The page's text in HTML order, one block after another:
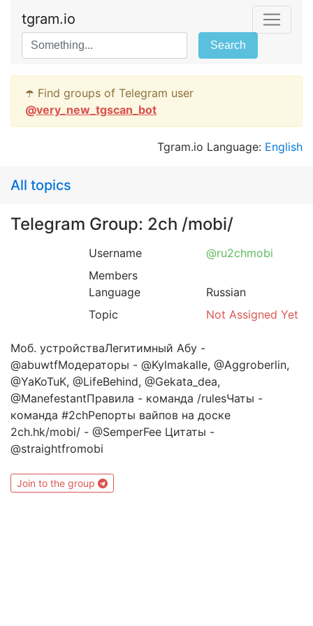
tgram.io
Search
☂️ Find groups of Telegram user
@very_new_tgscan_bot
Tgram.io Language: English
All topics
Telegram Group: 2ch /mobi/
Username
@ru2chmobi
Members
Language
Russian
Topic
Not Assigned Yet
Моб. устройстваЛегитимный Абу -
@abuwtfМодераторы - @Kylmakalle, @Aggroberlin,
@YaKoTuK, @LifeBehind, @Gekata_dea,
@ManefestantПравила - команда /rulesЧаты -
команда #2chРепорты вайпов на доске
2ch.hk/mobi/ - @SemperFee Цитаты -
@straightfromobi
Join to the group